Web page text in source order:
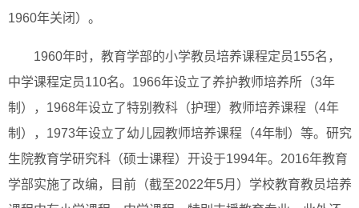
1960年关闭）。
1960年时，教育学部的小学教员培养课程定员155名，
中学课程定员110名。1966年设立了养护教师培养所（3年
制），1968年设立了特别教科（护理）教师培养课程（4年
制），1973年设立了幼儿园教师培养课程（4年制）等。研究
生院教育学研究科（硕士课程）开设于1994年。2016年教育
学部实施了改编，目前（截至2022年5月）学校教育教员培养